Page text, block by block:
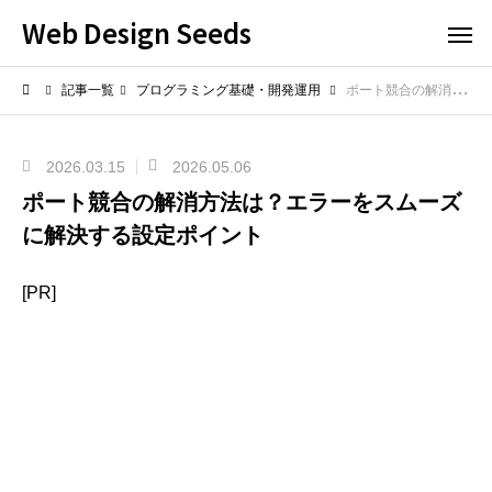
Web Design Seeds
記事一覧 プログラミング基礎・開発運用 ポート競合の解消方法は？エラーをスムーズに解決する設定ポイント
2026.03.15 2026.05.06
ポート競合の解消方法は？エラーをスムーズ
に解決する設定ポイント
[PR]